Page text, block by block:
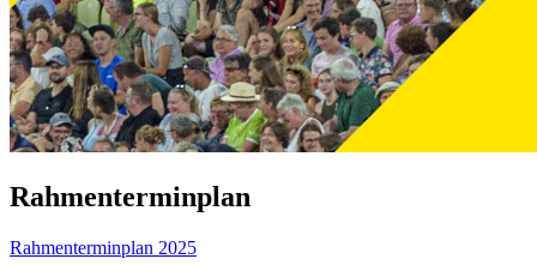
Rahmenterminplan
Rahmenterminplan 2025